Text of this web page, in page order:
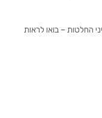
החלטות – בואו לראות